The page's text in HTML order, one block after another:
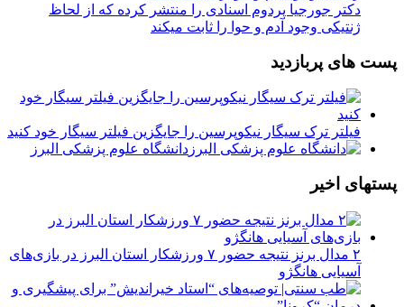
دکتر جورجیا پردوم اسنادی را منتشر کرده که از لحاظ
ژنتیکی وجود آدم و حوا را ثابت میکند
پست های پربازدید
فیلتر ترک سیگار نیکوپرسین را جایگزین فیلتر سیگار خود کنید
دانشگاه علوم پزشکی البرز
پستهای اخیر
۲ مدال برنز نتیجه حضور ۷ ورزشکار استان البرز در بازی‌های
آسیایی هانگژو